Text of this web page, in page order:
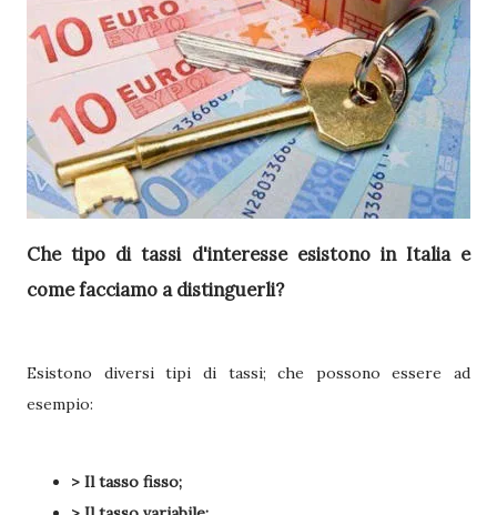
Che tipo di tassi d'interesse esistono in Italia e
come facciamo a distinguerli?
Esistono diversi tipi di tassi; che possono essere ad
esempio:
> Il tasso fisso;